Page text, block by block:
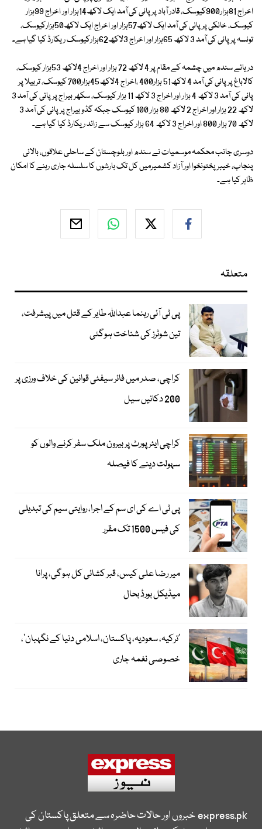
اخراج 81ہزار900کیوسک، قادر آباد پر پانی کی آمد ایک لاکھ14ہزار اور اخراج 99ہزار
کیوسک، خانکی پرپانی کی آمد ایک لاکھ57ہزار اور اخراج ایک لاکھ50ہزارکیوسک،
تونسہ پر پانی کی آمد 3 لاکھ 65ہزار اور اخراج 3لاکھ62ہزارکیوسک ریکارڈ کیا گیا ہے۔
دریائے سندھ میں چشمہ کے مقام پر 4 لاکھ 72 ہزار اور اخراج 4لاکھ 53ہزار کیوسک،
کالاباغ پر پانی کی آمد 4 لاکھ51 ہزار400 ،اخراج 4لاکھ45ہزار700 کیوسک، تربیلا پر
پانی کی آمد 3 لاکھ 4 ہزار اور اخراج 3 لاکھ 11 ہزار کیوسک، سکھر بیراج پر پانی کی آمد 3
لاکھ 22 ہزار اور اخراج 2 لاکھ 80 ہزار 100 کیوسک جبکہ گڈو بیراج پر پانی کی آمد 3
لاکھ 70 ہزار 800 اور اخراج 3 لاکھ 64 ہزار کیوسک سے زائد ریکارڈ کیا گیا ہے۔
دوسری جانب محکمہ موسمیات نے سندھ اور بلوچستان کے ساحلی علاقوں، بالائی
پنجاب، خیبرپختونخوا اور آزاد کشمیرمیں کل تک بارشوں کا سلسلہ جاری رہنے کا امکان
ظاہر کیا ہے۔
متعلقہ
پی ٹی آئی رہنما عبداللہ طایر کے قتل میں پیشرفت،
تین شوٹرز کی شناخت ہوگئی
کراچی، صدر میں فائر سیفٹی قوانین کی خلاف ورزی پر
200 دکانیں سیل
کراچی ایئرپورٹ پر بیرون ملک سفر کرنے والوں کو
سہولت دینے کا فیصلہ
پی ٹی اے کی ای سم کے اجرا، روایتی سیم کی تبدیلی
کی فیس 1500 تک مقرر
میر رضا علی کیس، قبر کشائی کل ہوگی، پرانا
میڈیکل بورڈ بحال
‘ترکیہ، سعودیہ، پاکستان، اسلامی دنیا کے نگہبان’،
خصوصی نغمہ جاری
express.pkخبروں اور حالات حاضرہ سے متعلق پاکستان کی